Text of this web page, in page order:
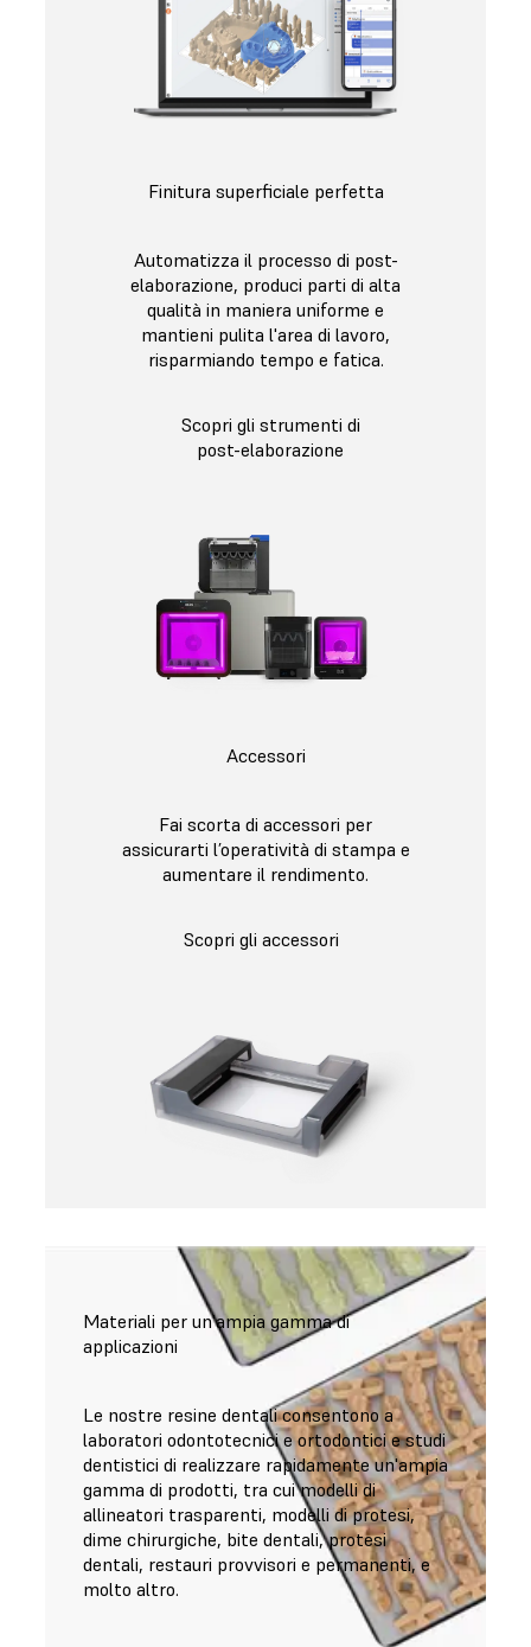
Finitura superficiale perfetta
Automatizza il processo di post-
elaborazione, produci parti di alta
qualità in maniera uniforme e
mantieni pulita l'area di lavoro,
risparmiando tempo e fatica.
Scopri gli strumenti di
post-elaborazione
Accessori
Fai scorta di accessori per
assicurarti l’operatività di stampa e
aumentare il rendimento.
Scopri gli accessori
Materiali per un'ampia gamma di
applicazioni
Le nostre resine dentali consentono a
laboratori odontotecnici e ortodontici e studi
dentistici di realizzare rapidamente un'ampia
gamma di prodotti, tra cui modelli di
allineatori trasparenti, modelli di protesi,
dime chirurgiche, bite dentali, protesi
dentali, restauri provvisori e permanenti, e
molto altro.